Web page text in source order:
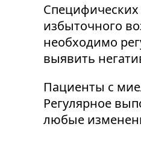
Специфических
избыточного
необходимо
выявить
Пациенты с
Регулярное
любые